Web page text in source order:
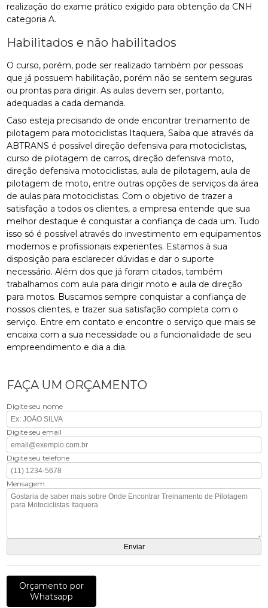
realização do exame prático exigido para obtenção da CNH
categoria A.
Habilitados e não habilitados
O curso, porém, pode ser realizado também por pessoas
que já possuem habilitação, porém não se sentem seguras
ou prontas para dirigir. As aulas devem ser, portanto,
adequadas a cada demanda.
Caso esteja precisando de onde encontrar treinamento de
pilotagem para motociclistas Itaquera, Saiba que através da
ABTRANS é possível direção defensiva para motociclistas,
curso de pilotagem de carros, direção defensiva moto,
direção defensiva motociclistas, aula de pilotagem, aula de
pilotagem de moto, entre outras opções de serviços da área
de aulas para motociclistas. Com o objetivo de trazer a
satisfação a todos os clientes, a empresa entende que sua
melhor destaque é conquistar a confiança de cada um. Tudo
isso só é possível através do investimento em equipamentos
modernos e profissionais experientes. Estamos à sua
disposição para esclarecer dúvidas e dar o suporte
necessário. Além dos que já foram citados, também
trabalhamos com aula para dirigir moto e aula de direção
para motos. Buscamos sempre conquistar a confiança de
nossos clientes, e trazer sua satisfação completa com o
serviço. Entre em contato e encontre o serviço que mais se
encaixa com a sua necessidade ou a funcionalidade de seu
empreendimento e dia a dia.
FAÇA UM ORÇAMENTO
Digite seu nome
Digite seu email
Digite seu telefone
Mensagem
Orçamento por
Whatsapp